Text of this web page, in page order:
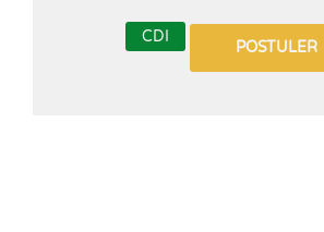
CDI
POSTULER